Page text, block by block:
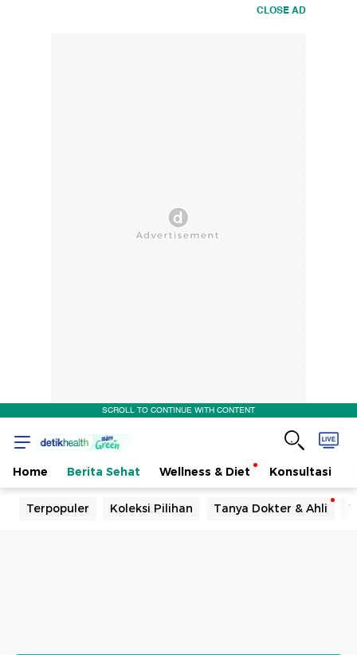
CLOSE AD
SCROLL TO CONTINUE WITH CONTENT
Home Berita Sehat Wellness & Diet Konsultasi
Terpopuler Koleksi Pilihan Tanya Dokter & Ahli